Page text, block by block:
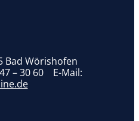
Bad Wörishofen
– 30 60E-Mail: